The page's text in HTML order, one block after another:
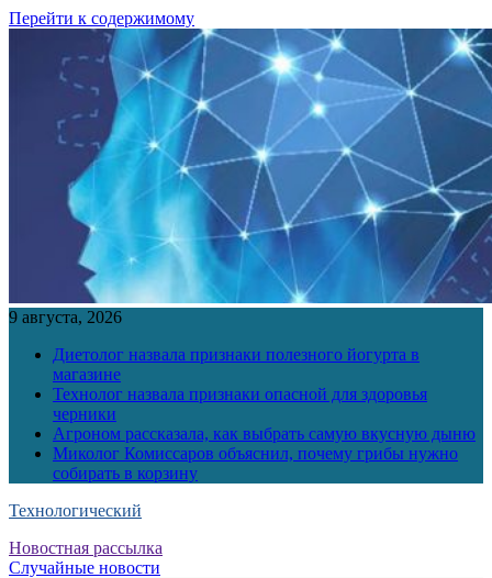
Перейти к содержимому
9 августа, 2026
Диетолог назвала признаки полезного йогурта в
магазине
Технолог назвала признаки опасной для здоровья
черники
Агроном рассказала, как выбрать самую вкусную дыню
Миколог Комиссаров объяснил, почему грибы нужно
собирать в корзину
Технологический
Новостная рассылка
Случайные новости